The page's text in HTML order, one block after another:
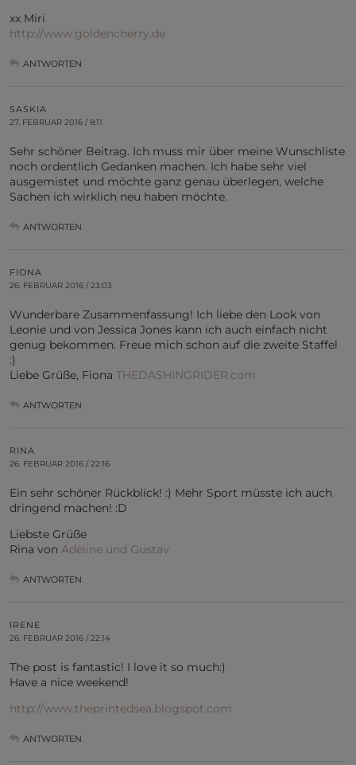
xx Miri
http://www.goldencherry.de
ANTWORTEN
SASKIA
27. FEBRUAR 2016 / 8:11
Sehr schöner Beitrag. Ich muss mir über meine Wunschliste
noch ordentlich Gedanken machen. Ich habe sehr viel
ausgemistet und möchte ganz genau überlegen, welche
Sachen ich wirklich neu haben möchte.
ANTWORTEN
FIONA
26. FEBRUAR 2016 / 23:03
Wunderbare Zusammenfassung! Ich liebe den Look von
Leonie und von Jessica Jones kann ich auch einfach nicht
genug bekommen. Freue mich schon auf die zweite Staffel
:)
Liebe Grüße, Fiona THEDASHINGRIDER.com
ANTWORTEN
RINA
26. FEBRUAR 2016 / 22:16
Ein sehr schöner Rückblick! :) Mehr Sport müsste ich auch
dringend machen! :D
Liebste Grüße
Rina von Adeline und Gustav
ANTWORTEN
IRENE
26. FEBRUAR 2016 / 22:14
The post is fantastic! I love it so much:)
Have a nice weekend!
http://www.theprintedsea.blogspot.com
ANTWORTEN